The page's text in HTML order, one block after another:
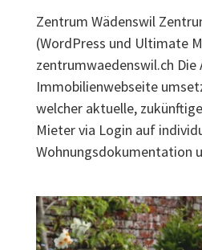
Zentrum Wädenswil
(WordPress und Ultimate
zentrumwaedenswil.ch Die
Immobilienwebseite
welcher aktuelle,
Mieter via Login auf
Wohnungsdokumentation